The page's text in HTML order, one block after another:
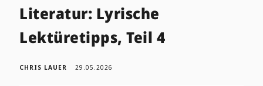
Literatur: Lyrische
Lektüretipps, Teil 4
CHRIS LAUER 29.05.2026